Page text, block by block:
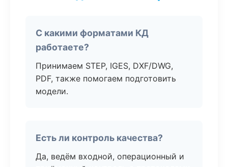
С какими форматами КД
работаете?
Принимаем STEP, IGES, DXF/DWG,
PDF, также помогаем подготовить
модели.
Есть ли контроль качества?
Да, ведём входной, операционный и